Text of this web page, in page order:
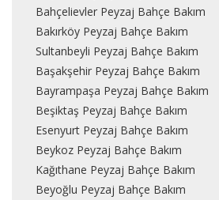
Bahçelievler Peyzaj Bahçe Bakım
Bakırköy Peyzaj Bahçe Bakım
Sultanbeyli Peyzaj Bahçe Bakım
Başakşehir Peyzaj Bahçe Bakım
Bayrampaşa Peyzaj Bahçe Bakım
Beşiktaş Peyzaj Bahçe Bakım
Esenyurt Peyzaj Bahçe Bakım
Beykoz Peyzaj Bahçe Bakım
Kağıthane Peyzaj Bahçe Bakım
Beyoğlu Peyzaj Bahçe Bakım